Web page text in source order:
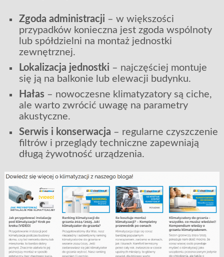
Zgoda administracji – w większości
przypadków konieczna jest zgoda wspólnoty
lub spółdzielni na montaż jednostki
zewnętrznej.
Lokalizacja jednostki – najczęściej montuje
się ją na balkonie lub elewacji budynku.
Hałas – nowoczesne klimatyzatory są ciche,
ale warto zwrócić uwagę na parametry
akustyczne.
Serwis i konserwacja – regularne czyszczenie
filtrów i przeglądy techniczne zapewniają
długą żywotność urządzenia.